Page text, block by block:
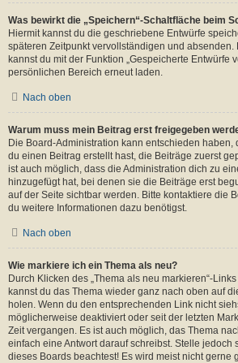
Was bewirkt die „Speichern“-Schaltfläche beim
Hiermit kannst du die geschriebene Entwürfe
späteren Zeitpunkt vervollständigen und absenden.
kannst du mit der Funktion „Gespeicherte Entwürfe
persönlichen Bereich erneut laden.
Nach oben
Warum muss mein Beitrag erst freigegeben
Die Board-Administration kann entschieden haben,
du einen Beitrag erstellt hast, die Beiträge zuerst
ist auch möglich, dass die Administration dich zu
hinzugefügt hat, bei denen sie die Beiträge erst
auf der Seite sichtbar werden. Bitte kontaktiere die
du weitere Informationen dazu benötigst.
Nach oben
Wie markiere ich ein Thema als neu?
Durch Klicken des „Thema als neu markieren“-
kannst du das Thema wieder ganz nach oben auf
holen. Wenn du den entsprechenden Link nicht
möglicherweise deaktiviert oder seit der letzten
Zeit vergangen. Es ist auch möglich, das Thema
einfach eine Antwort darauf schreibst. Stelle jedoch
dieses Boards beachtest! Es wird meist nicht gerne